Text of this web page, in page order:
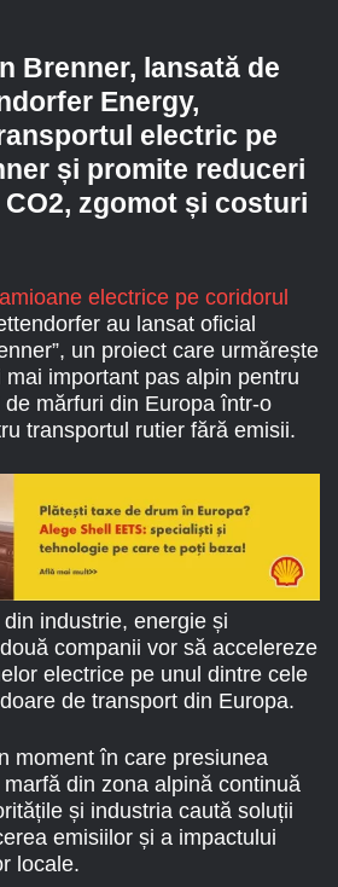
Brenner, lansată de
Energy,
electric pe
și promite reduceri
zgomot și costuri
electrice pe coridorul
au lansat oficial
un proiect care urmărește
important pas alpin pentru
mărfuri din Europa într-o
transportul rutier fără emisii.
industrie, energie și
companii vor să accelereze
electrice pe unul dintre cele
de transport din Europa.
moment în care presiunea
din zona alpină continuă
și industria caută soluții
emisiilor și a impactului
locale.